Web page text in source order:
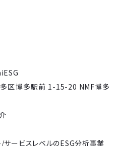
博多駅前 1-15-20 NMF博多
ビスレベルのESG分析事業